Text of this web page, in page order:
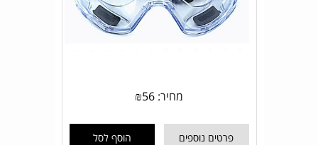
מחיר: ₪56
פרטים נוספים הוסף לסל